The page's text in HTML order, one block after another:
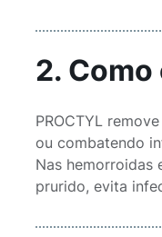
2.
PROCTYL
ou combatendo
Nas hemorroidas
prurido, evita